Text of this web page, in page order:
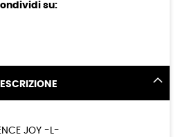
su:
JOY -L-